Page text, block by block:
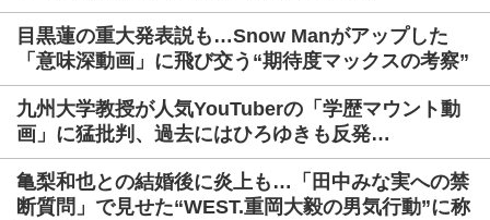
目黒蓮の重大発表説も…Snow Manがアップした
「意味深動画」に飛び交う“期待度マックスの考察”
九州大学教授が人気YouTuberの「学歴マウント動
画」に猛批判、過去にはひろゆきも反発…
亀梨和也との結婚後に炎上も…「田中みな実への禁
断質問」で見せた“WEST.重岡大毅の男気行動”に称